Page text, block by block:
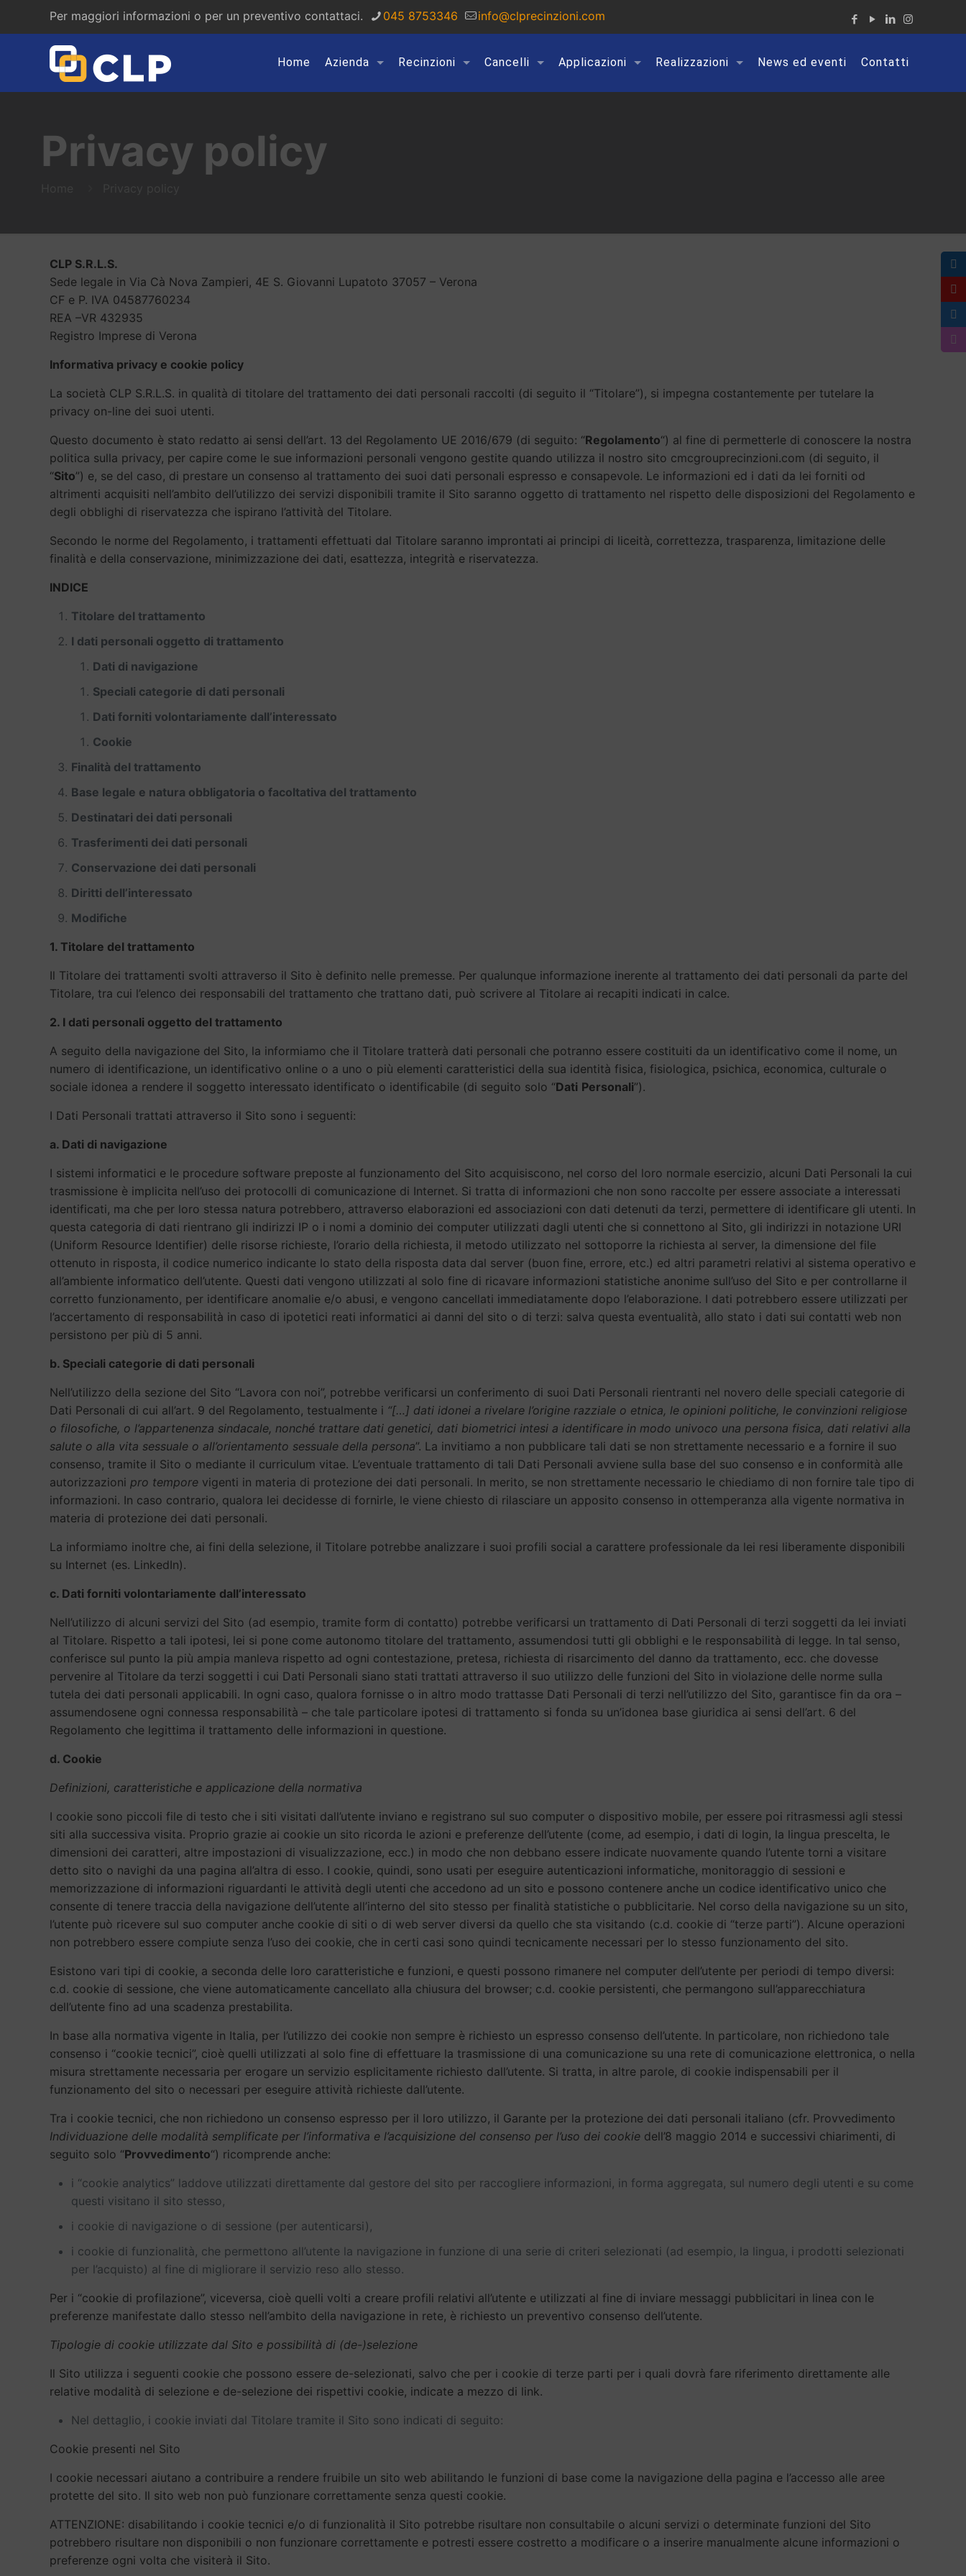
Per maggiori informazioni o per un preventivo contattaci. 045 8753346 info@clprecinzioni.com
Home Azienda Recinzioni Cancelli Applicazioni Realizzazioni News ed eventi Contatti
Privacy policy
CLP S.R.L.S.
Sede legale in Via Cà Nova Zampieri, 4E S. Giovanni Lupatoto 37057 – Verona
CF e P. IVA 04587760234
REA –VR 432935
Registro Imprese di Verona
Informativa privacy e cookie policy
La società CLP S.R.L.S. in qualità di titolare del trattamento dei dati personali raccolti (di seguito il “Titolare”), si impegna costantemente per tutelare la
privacy on-line dei suoi utenti.
Questo documento è stato redatto ai sensi dell’art. 13 del Regolamento UE 2016/679 (di seguito: “Regolamento“) al fine di permetterle di conoscere la nostra
politica sulla privacy, per capire come le sue informazioni personali vengono gestite quando utilizza il nostro sito cmcgrouprecinzioni.com (di seguito, il
“Sito”) e, se del caso, di prestare un consenso al trattamento dei suoi dati personali espresso e consapevole. Le informazioni ed i dati da lei forniti od
altrimenti acquisiti nell’ambito dell’utilizzo dei servizi disponibili tramite il Sito saranno oggetto di trattamento nel rispetto delle disposizioni del Regolamento e
degli obblighi di riservatezza che ispirano l’attività del Titolare.
Secondo le norme del Regolamento, i trattamenti effettuati dal Titolare saranno improntati ai principi di liceità, correttezza, trasparenza, limitazione delle
finalità e della conservazione, minimizzazione dei dati, esattezza, integrità e riservatezza.
INDICE
Titolare del trattamento
I dati personali oggetto di trattamento
Dati di navigazione
Speciali categorie di dati personali
Dati forniti volontariamente dall’interessato
Cookie
Finalità del trattamento
Base legale e natura obbligatoria o facoltativa del trattamento
Destinatari dei dati personali
Trasferimenti dei dati personali
Conservazione dei dati personali
Diritti dell’interessato
Modifiche
1. Titolare del trattamento
Il Titolare dei trattamenti svolti attraverso il Sito è definito nelle premesse. Per qualunque informazione inerente al trattamento dei dati personali da parte del
Titolare, tra cui l’elenco dei responsabili del trattamento che trattano dati, può scrivere al Titolare ai recapiti indicati in calce.
2. I dati personali oggetto del trattamento
A seguito della navigazione del Sito, la informiamo che il Titolare tratterà dati personali che potranno essere costituiti da un identificativo come il nome, un
numero di identificazione, un identificativo online o a uno o più elementi caratteristici della sua identità fisica, fisiologica, psichica, economica, culturale o
sociale idonea a rendere il soggetto interessato identificato o identificabile (di seguito solo “Dati Personali”).
I Dati Personali trattati attraverso il Sito sono i seguenti:
a. Dati di navigazione
I sistemi informatici e le procedure software preposte al funzionamento del Sito acquisiscono, nel corso del loro normale esercizio, alcuni Dati Personali la cui
trasmissione è implicita nell’uso dei protocolli di comunicazione di Internet. Si tratta di informazioni che non sono raccolte per essere associate a interessati
identificati, ma che per loro stessa natura potrebbero, attraverso elaborazioni ed associazioni con dati detenuti da terzi, permettere di identificare gli utenti. In
questa categoria di dati rientrano gli indirizzi IP o i nomi a dominio dei computer utilizzati dagli utenti che si connettono al Sito, gli indirizzi in notazione URI
(Uniform Resource Identifier) delle risorse richieste, l’orario della richiesta, il metodo utilizzato nel sottoporre la richiesta al server, la dimensione del file
ottenuto in risposta, il codice numerico indicante lo stato della risposta data dal server (buon fine, errore, etc.) ed altri parametri relativi al sistema operativo e
all’ambiente informatico dell’utente. Questi dati vengono utilizzati al solo fine di ricavare informazioni statistiche anonime sull’uso del Sito e per controllarne il
corretto funzionamento, per identificare anomalie e/o abusi, e vengono cancellati immediatamente dopo l’elaborazione. I dati potrebbero essere utilizzati per
l’accertamento di responsabilità in caso di ipotetici reati informatici ai danni del sito o di terzi: salva questa eventualità, allo stato i dati sui contatti web non
persistono per più di 5 anni.
b. Speciali categorie di dati personali
Nell’utilizzo della sezione del Sito “Lavora con noi”, potrebbe verificarsi un conferimento di suoi Dati Personali rientranti nel novero delle speciali categorie di
Dati Personali di cui all’art. 9 del Regolamento, testualmente i “[…] dati idonei a rivelare l’origine razziale o etnica, le opinioni politiche, le convinzioni religiose
o filosofiche, o l’appartenenza sindacale, nonché trattare dati genetici, dati biometrici intesi a identificare in modo univoco una persona fisica, dati relativi alla
salute o alla vita sessuale o all’orientamento sessuale della persona”. La invitiamo a non pubblicare tali dati se non strettamente necessario e a fornire il suo
consenso, tramite il Sito o mediante il curriculum vitae. L’eventuale trattamento di tali Dati Personali avviene sulla base del suo consenso e in conformità alle
autorizzazionipro tempore vigenti in materia di protezione dei dati personali. In merito, se non strettamente necessario le chiediamo di non fornire tale tipo di
informazioni. In caso contrario, qualora lei decidesse di fornirle, le viene chiesto di rilasciare un apposito consenso in ottemperanza alla vigente normativa in
materia di protezione dei dati personali.
La informiamo inoltre che, ai fini della selezione, il Titolare potrebbe analizzare i suoi profili social a carattere professionale da lei resi liberamente disponibili
su Internet (es. LinkedIn).
c. Dati forniti volontariamente dall’interessato
Nell’utilizzo di alcuni servizi del Sito (ad esempio, tramite form di contatto) potrebbe verificarsi un trattamento di Dati Personali di terzi soggetti da lei inviati
al Titolare. Rispetto a tali ipotesi, lei si pone come autonomo titolare del trattamento, assumendosi tutti gli obblighi e le responsabilità di legge. In tal senso,
conferisce sul punto la più ampia manleva rispetto ad ogni contestazione, pretesa, richiesta di risarcimento del danno da trattamento, ecc. che dovesse
pervenire al Titolare da terzi soggetti i cui Dati Personali siano stati trattati attraverso il suo utilizzo delle funzioni del Sito in violazione delle norme sulla
tutela dei dati personali applicabili. In ogni caso, qualora fornisse o in altro modo trattasse Dati Personali di terzi nell’utilizzo del Sito, garantisce fin da ora –
assumendosene ogni connessa responsabilità – che tale particolare ipotesi di trattamento si fonda su un’idonea base giuridica ai sensi dell’art. 6 del
Regolamento che legittima il trattamento delle informazioni in questione.
d. Cookie
Definizioni, caratteristiche e applicazione della normativa
I cookie sono piccoli file di testo che i siti visitati dall’utente inviano e registrano sul suo computer o dispositivo mobile, per essere poi ritrasmessi agli stessi
siti alla successiva visita. Proprio grazie ai cookie un sito ricorda le azioni e preferenze dell’utente (come, ad esempio, i dati di login, la lingua prescelta, le
dimensioni dei caratteri, altre impostazioni di visualizzazione, ecc.) in modo che non debbano essere indicate nuovamente quando l’utente torni a visitare
detto sito o navighi da una pagina all’altra di esso. I cookie, quindi, sono usati per eseguire autenticazioni informatiche, monitoraggio di sessioni e
memorizzazione di informazioni riguardanti le attività degli utenti che accedono ad un sito e possono contenere anche un codice identificativo unico che
consente di tenere traccia della navigazione dell’utente all’interno del sito stesso per finalità statistiche o pubblicitarie. Nel corso della navigazione su un sito,
l’utente può ricevere sul suo computer anche cookie di siti o di web server diversi da quello che sta visitando (c.d. cookie di “terze parti”). Alcune operazioni
non potrebbero essere compiute senza l’uso dei cookie, che in certi casi sono quindi tecnicamente necessari per lo stesso funzionamento del sito.
Esistono vari tipi di cookie, a seconda delle loro caratteristiche e funzioni, e questi possono rimanere nel computer dell’utente per periodi di tempo diversi:
c.d. cookie di sessione, che viene automaticamente cancellato alla chiusura del browser; c.d. cookie persistenti, che permangono sull’apparecchiatura
dell’utente fino ad una scadenza prestabilita.
In base alla normativa vigente in Italia, per l’utilizzo dei cookie non sempre è richiesto un espresso consenso dell’utente. In particolare, non richiedono tale
consenso i “cookie tecnici”, cioè quelli utilizzati al solo fine di effettuare la trasmissione di una comunicazione su una rete di comunicazione elettronica, o nella
misura strettamente necessaria per erogare un servizio esplicitamente richiesto dall’utente. Si tratta, in altre parole, di cookie indispensabili per il
funzionamento del sito o necessari per eseguire attività richieste dall’utente.
Tra i cookie tecnici, che non richiedono un consenso espresso per il loro utilizzo, il Garante per la protezione dei dati personali italiano (cfr. Provvedimento
Individuazione delle modalità semplificate per l’informativa e l’acquisizione del consenso per l’uso dei cookie dell’8 maggio 2014 e successivi chiarimenti, di
seguito solo “Provvedimento“) ricomprende anche:
i “cookie analytics” laddove utilizzati direttamente dal gestore del sito per raccogliere informazioni, in forma aggregata, sul numero degli utenti e su come
questi visitano il sito stesso,
i cookie di navigazione o di sessione (per autenticarsi),
i cookie di funzionalità, che permettono all’utente la navigazione in funzione di una serie di criteri selezionati (ad esempio, la lingua, i prodotti selezionati
per l’acquisto) al fine di migliorare il servizio reso allo stesso.
Per i “cookie di profilazione”, viceversa, cioè quelli volti a creare profili relativi all’utente e utilizzati al fine di inviare messaggi pubblicitari in linea con le
preferenze manifestate dallo stesso nell’ambito della navigazione in rete, è richiesto un preventivo consenso dell’utente.
Tipologie di cookie utilizzate dal Sito e possibilità di (de-)selezione
Il Sito utilizza i seguenti cookie che possono essere de-selezionati, salvo che per i cookie di terze parti per i quali dovrà fare riferimento direttamente alle
relative modalità di selezione e de-selezione dei rispettivi cookie, indicate a mezzo di link.
Nel dettaglio, i cookie inviati dal Titolare tramite il Sito sono indicati di seguito:
Cookie presenti nel Sito
I cookie necessari aiutano a contribuire a rendere fruibile un sito web abilitando le funzioni di base come la navigazione della pagina e l’accesso alle aree
protette del sito. Il sito web non può funzionare correttamente senza questi cookie.
ATTENZIONE: disabilitando i cookie tecnici e/o di funzionalità il Sito potrebbe risultare non consultabile o alcuni servizi o determinate funzioni del Sito
potrebbero risultare non disponibili o non funzionare correttamente e potresti essere costretto a modificare o a inserire manualmente alcune informazioni o
preferenze ogni volta che visiterà il Sito.